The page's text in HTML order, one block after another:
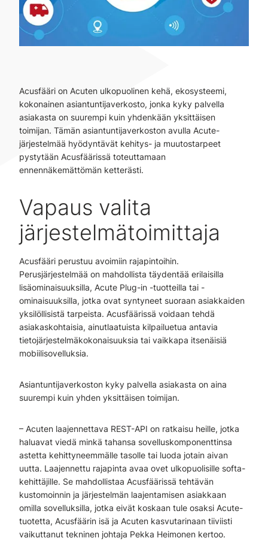
Acusfääri on Acuten ulkopuolinen kehä, ekosysteemi,
kokonainen asiantuntijaverkosto, jonka kyky palvella
asiakasta on suurempi kuin yhdenkään yksittäisen
toimijan. Tämän asiantuntijaverkoston avulla Acute-
järjestelmää hyödyntävät kehitys- ja muutostarpeet
pystytään Acusfäärissä toteuttamaan
ennennäkemättömän ketterästi.
Vapaus valita
järjestelmätoimittaja
Acusfääri perustuu avoimiin rajapintoihin.
Perusjärjestelmää on mahdollista täydentää erilaisilla
lisäominaisuuksilla, Acute Plug-in -tuotteilla tai -
ominaisuuksilla, jotka ovat syntyneet suoraan asiakkaiden
yksilöllisistä tarpeista. Acusfäärissä voidaan tehdä
asiakaskohtaisia, ainutlaatuista kilpailuetua antavia
tietojärjestelmäkokonaisuuksia tai vaikkapa itsenäisiä
mobiilisovelluksia.
Asiantuntijaverkoston kyky palvella asiakasta on aina
suurempi kuin yhden yksittäisen toimijan.
– Acuten laajennettava REST-API on ratkaisu heille, jotka
haluavat viedä minkä tahansa sovelluskomponenttinsa
astetta kehittyneemmälle tasolle tai luoda jotain aivan
uutta. Laajennettu rajapinta avaa ovet ulkopuolisille softa-
kehittäjille. Se mahdollistaa Acusfäärissä tehtävän
kustomoinnin ja järjestelmän laajentamisen asiakkaan
omilla sovelluksilla, jotka eivät koskaan tule osaksi Acute-
tuotetta, Acusfäärin isä ja Acuten kasvutarinaan tiiviisti
vaikuttanut tekninen johtaja Pekka Heimonen kertoo.